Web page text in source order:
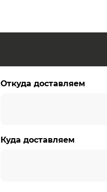
Откуда доставляем
Куда доставляем